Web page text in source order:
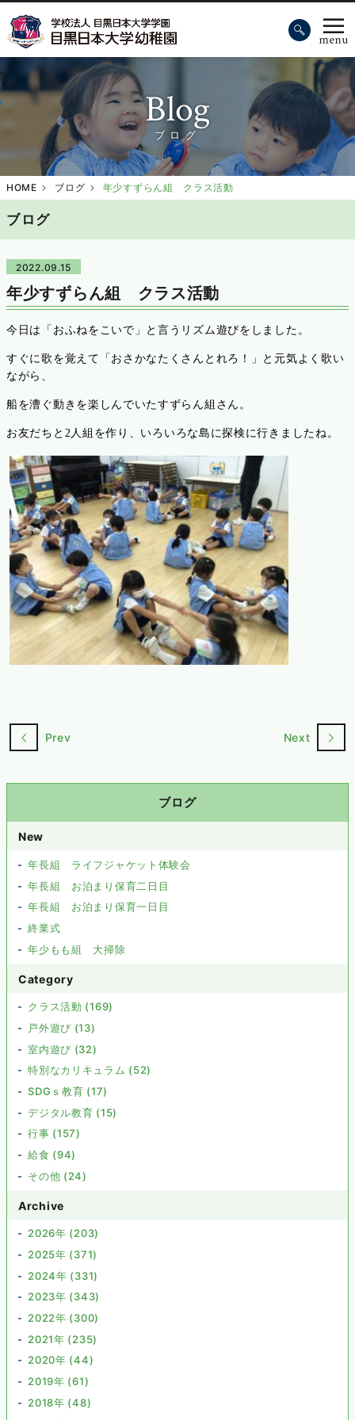
Blog
ブログ
HOME ブログ 年少すずらん組 クラス活動
ブログ
2022.09.15
年少すずらん組 クラス活動
今日は「おふねをこいで」と言うリズム遊びをしました。
すぐに歌を覚えて「おさかなたくさんとれろ！」と元気よく歌い
ながら、
船を漕ぐ動きを楽しんでいたすずらん組さん。
お友だちと 2人組を作り、いろいろな島に探検に行きましたね。
Prev Next
ブログ
New
年長組 ライフジャケット体験会
年長組 お泊まり保育二日目
年長組 お泊まり保育一日目
終業式
年少もも組 大掃除
Category
クラス活動 (169)
戸外遊び (13)
室内遊び (32)
特別なカリキュラム (52)
SDGｓ教育 (17)
デジタル教育 (15)
行事 (157)
給食 (94)
その他 (24)
Archive
2026年 (203)
2025年 (371)
2024年 (331)
2023年 (343)
2022年 (300)
2021年 (235)
2020年 (44)
2019年 (61)
2018年 (48)